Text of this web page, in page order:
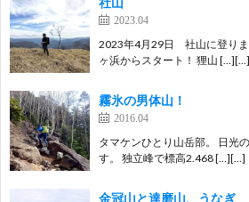
2023.04
2023年4月29日 社山に登りま
ヶ浜からスタート！ 狸山 […][…]
霧氷の男体山！
2016.04
タマケンひとり山岳部。 日光
す。 独立峰で標高2.468 […][…]
金冠山と達磨山、うなぎ